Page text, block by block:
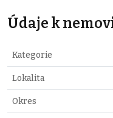
Údaje k
Kategorie
Lokalita
Okres